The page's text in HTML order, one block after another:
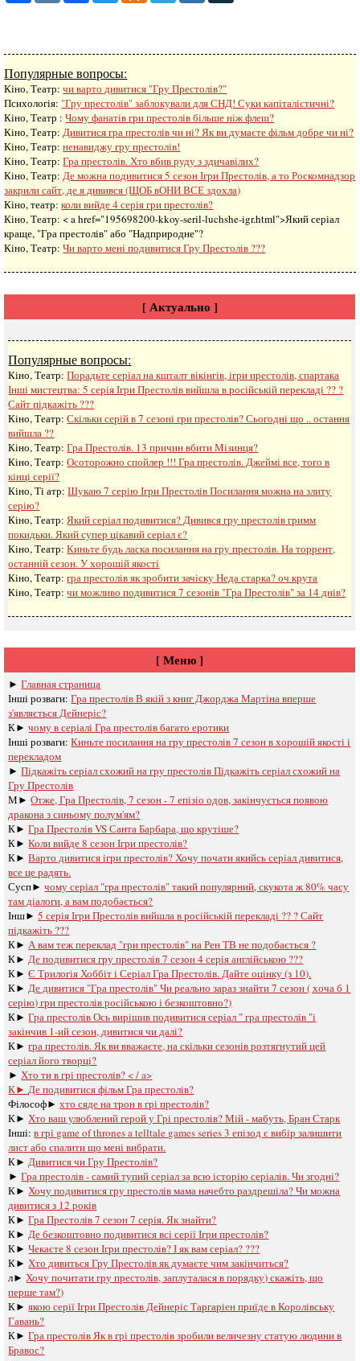
Популярные вопросы:
Кіно, Театр:чи варто дивитися "Гру Престолів?"
Психологія: "Гру престолів" заблокували для СНД! Суки капіталістичні?
Кіно, Театр :Чому фанатів гри престолів більше ніж флеш?
Кіно, Театр:Дивитися гра престолів чи ні? Як ви думаєте фільм добре чи ні?
Кіно, Театр:ненавиджу гру престолів!
Кіно, Театр:Гра престолів. Хто вбив руду з здичавілих?
Кіно, Театр:Де можна подивитися 5 сезон Ігри Престолів, а то Роскомнадзор
закрили сайт, де я дивився (ЩОБ вОНИ ВСЕ здохла)
Кіно, театр:коли вийде 4 серія гри престолів?
Кіно, Театр: < a href="195698200-kkoy-seril-luchshe-igr.html">Який серіал
краще, "Гра престолів" або "Надприродне"?
Кіно, Театр:Чи варто мені подивитися Гру Престолів ???
[ Актуально ]
Популярные вопросы:
Кіно, Театр:Порадьте серіал на кшталт вікінгів, ігри престолів, спартака
Інші мистецтва: 5 серія Ігри Престолів вийшла в російській перекладі ?? ?
Сайт підкажіть ???
Кіно, Театр:Скільки серій в 7 сезоні гри престолів? Сьогодні що .. остання
вийшла ??
Кіно, Театр:Гра Престолів. 13 причин вбити Мізинця?
Кіно, Театр:Осоторожно спойлер !!! Гра престолів. Джеймі все, того в
кінці серії?
Кіно, Ті атр:Шукаю 7 серію Ігри Престолів Посилання можна на злиту
серію?
Кіно, Театр: Який серіал подивитися? Дивився гру престолів гримм
покидьки. Який супер цікавий серіал є?
Кіно, Театр:Киньте будь ласка посилання на гру престолів. На торрент,
останній сезон. У хорошій якості
Кіно, Театр:гра престолів як зробити зачіску Неда старка? оч крута
Кіно, Театр:чи можливо подивитися 7 сезонів "Гра Престолів" за 14 днів?
[ Меню ]
►Главная страница
Інші розваги: ​​Гра престолів В якій з книг Джорджа Мартіна вперше
з'являється Дейнеріс?
К►чому в серіалі Гра престолів багато еротики
Інші розваги: ​​Киньте посилання на гру престолів 7 сезон в хорошій якості і
перекладом
►Підкажіть серіал схожий на гру престолів Підкажіть серіал схожий на
Гру Престолів
М►Отже, Гра Престолів, 7 сезон - 7 епізіо одов, закінчується появою
дракона з синьому полум'ям?
К►Гра Престолів VS Санта Барбара, що крутіше?
К►Коли вийде 8 сезон Ігри престолів?
К►Варто дивитися ігри престолів? Хочу почати якийсь серіал дивитися,
все це радять.
Сусп►чому серіал "гра престолів" такий популярний, скукота ж 80% часу
там діалоги, а вам подобається?
Інш► 5 серія Ігри Престолів вийшла в російській перекладі ?? ? Сайт
підкажіть ???
К► А вам теж переклад "гри престолів" на Рен ТВ не подобається ?
К► Де подивитися гру престолів 7 сезон 4 серія англійською ???
К►Є Трилогія Хоббіт і Серіал Гра Престолів. Дайте оцінку (з 10).
К► Де дивитися "Гра престолів" Чи реально зараз знайти 7 сезон ( хоча б 1
серію) гри престолів російською і безкоштовно?)
К►Гра престолів Ось вирішив подивитися серіал " гра престолів "і
закінчив 1-ий сезон, дивитися чи далі?
К►гра престолів. Як ви вважаєте, на скільки сезонів розтягнутий цей
серіал його творці?
► Хто ти в грі престолів? < / a>
К► Де подивитися фільм Гра престолів?
Філософ►хто сяде на трон в грі престолів?
К► Хто ваш улюблений герой у Грі престолів? Мій - мабуть, Бран Старк
Інші:в грі game of thrones a telltale games series 3 епізод є вибір залишити
лист або спалити що мені вибрати.
К► Дивитися чи Гру Престолів?
►Гра престолів - самий тупий серіал за всю історію серіалів. Чи згодні?
К► Хочу подивитися гру престолів мама начебто раздрешіла? Чи можна
дивитися з 12 років
К►Гра Престолів 7 сезон 7 серія. Як знайти?
К► Де безкоштовно подивитися всі серії Ігри престолів?
К►Чекаєте 8 сезон Ігри престолів? І як вам серіал? ???
К► Хто дивиться Гру Престолів як думаєте чим закінчиться?
л► Хочу почитати гру престолів, заплуталася в порядку) скажіть, що
перше там?)
К►якою серії Ігри Престолів Дейнеріс Таргаріен приїде в Королівську
Гавань?
К►Гра престолів Як в грі престолів зробили величезну статую людини в
Бравос?